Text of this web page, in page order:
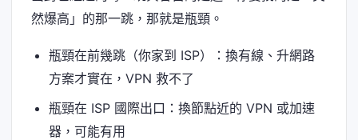
然爆高」的那一跳，那就是瓶頸。
瓶頸在前幾跳（你家到 ISP）：換有線、升網路
方案才實在，VPN 救不了
瓶頸在 ISP 國際出口：換節點近的 VPN 或加速
器，可能有用